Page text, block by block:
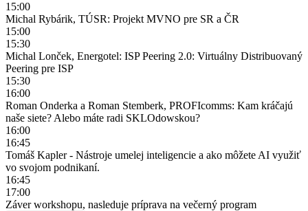
15:00
Michal Rybárik, TÚSR: Projekt MVNO pre SR a ČR
15:00
15:30
Michal Lonček, Energotel: ISP Peering 2.0: Virtuálny Distribuovaný
Peering pre ISP
15:30
16:00
Roman Onderka a Roman Stemberk, PROFIcomms: Kam kráčajú
naše siete? Alebo máte radi SKLOdowskou?
16:00
16:45
Tomáš Kapler - Nástroje umelej inteligencie a ako môžete AI využiť
vo svojom podnikaní.
16:45
17:00
Záver workshopu, nasleduje príprava na večerný program